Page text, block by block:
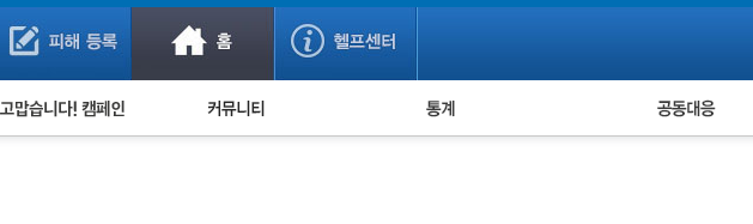
사기 예방했어요! 누적 피해사례 통계 피해자 공동대응